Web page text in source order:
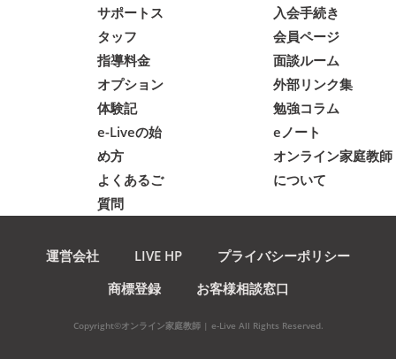
サポートス
タッフ
指導料金
オプション
体験記
e-Liveの始
め方
よくあるご
質問
入会手続き
会員ページ
面談ルーム
外部リンク集
勉強コラム
eノート
オンライン家庭教師
について
運営会社 LIVE HP
プライバシーポリシー
商標登録
お客様相談窓口
Copyright©オンライン家庭教師 | e-Live All Rights Reserved.